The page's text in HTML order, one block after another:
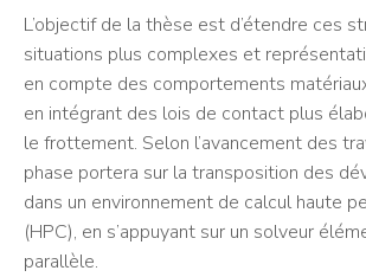
L’objectif de la thèse est d’étendre ces
situations plus complexes et
en compte des comportements
en intégrant des lois de contact plus
le frottement. Selon l’avancement des
phase portera sur la transposition des
dans un environnement de calcul haute
(HPC), en s’appuyant sur un solveur
parallèle.